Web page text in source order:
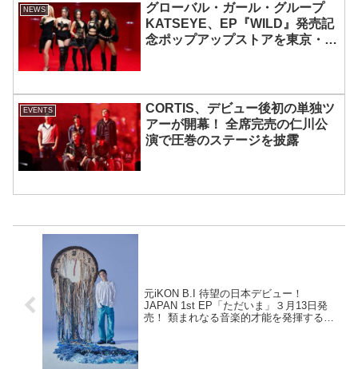
NEWS
グローバル・ガール・グループ
KATSEYE、EP『WILD』発売記
念ポップアップストアを東京・原
EVENTS
CORTIS、デビュー後初の単独ツ
アーが開幕！ 全席完売の仁川公
演で圧巻のステージを披露
元iKON B.I 待望の日本デビュー！
JAPAN 1st EP「ただいま」３月13日発
売！ 類まれなる音楽的才能を発揮する彼